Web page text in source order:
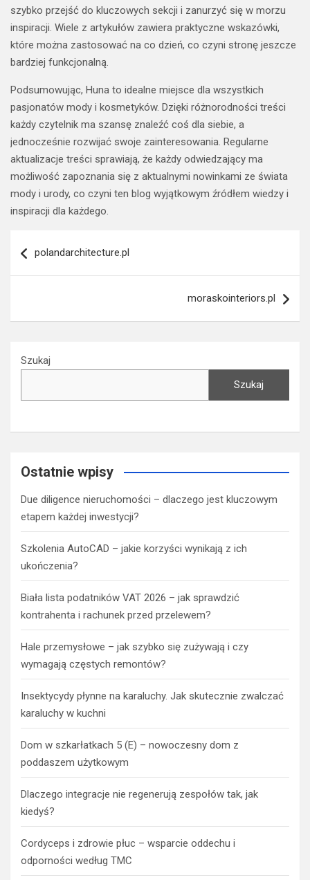
szybko przejść do kluczowych sekcji i zanurzyć się w morzu
inspiracji. Wiele z artykułów zawiera praktyczne wskazówki,
które można zastosować na co dzień, co czyni stronę jeszcze
bardziej funkcjonalną.
Podsumowując, Huna to idealne miejsce dla wszystkich
pasjonatów mody i kosmetyków. Dzięki różnorodności treści
każdy czytelnik ma szansę znaleźć coś dla siebie, a
jednocześnie rozwijać swoje zainteresowania. Regularne
aktualizacje treści sprawiają, że każdy odwiedzający ma
możliwość zapoznania się z aktualnymi nowinkami ze świata
mody i urody, co czyni ten blog wyjątkowym źródłem wiedzy i
inspiracji dla każdego.
wpisu
polandarchitecture.pl
moraskointeriors.pl
Szukaj
Szukaj
Ostatnie wpisy
Due diligence nieruchomości – dlaczego jest kluczowym
etapem każdej inwestycji?
Szkolenia AutoCAD – jakie korzyści wynikają z ich
ukończenia?
Biała lista podatników VAT 2026 – jak sprawdzić
kontrahenta i rachunek przed przelewem?
Hale przemysłowe – jak szybko się zużywają i czy
wymagają częstych remontów?
Insektycydy płynne na karaluchy. Jak skutecznie zwalczać
karaluchy w kuchni
Dom w szkarłatkach 5 (E) – nowoczesny dom z
poddaszem użytkowym
Dlaczego integracje nie regenerują zespołów tak, jak
kiedyś?
Cordyceps i zdrowie płuc – wsparcie oddechu i
odporności według TMC